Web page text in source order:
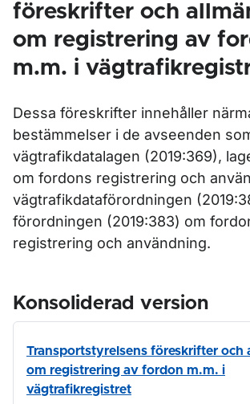
föreskrifter och
om registrering av
m.m. i
Dessa föreskrifter innehåller
bestämmelser i de avseenden
vägtrafikdatalagen (2019:369),
om fordons registrering och
vägtrafikdataförordningen
förordningen (2019:383) om
registrering och användning.
Konsoliderad version
Transportstyrelsens föreskrifter och
om registrering av fordon m.m. i
vägtrafikregistret